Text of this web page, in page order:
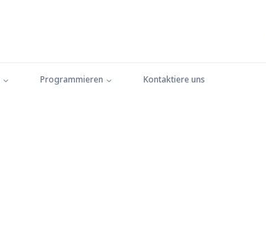
Programmieren Kontaktiere uns